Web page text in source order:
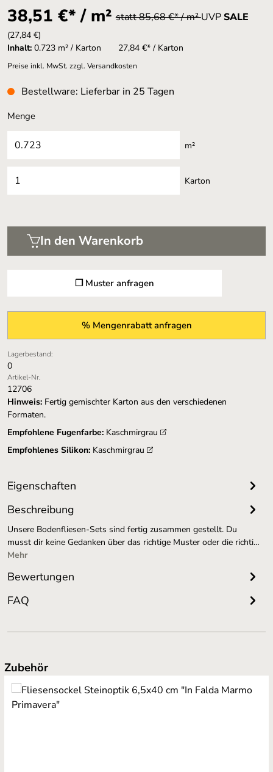
38,51 €* / m² statt 85,68 €* / m²UVPSALE
(27,84 €)
Inhalt: 0.723 m² / Karton 27,84 €* / Karton
Preise inkl. MwSt. zzgl. Versandkosten
Bestellware: Lieferbar in 25 Tagen
❐ Muster anfragen
Menge
m²
Karton
In den Warenkorb
% Mengenrabatt anfragen
Lagerbestand:
0
Artikel-Nr.
12706
Hinweis:Fertig gemischter Karton aus den verschiedenen
Formaten.
Empfohlene Fugenfarbe: Kaschmirgrau
Empfohlenes Silikon: Kaschmirgrau
Eigenschaften
Beschreibung
Unsere Bodenfliesen-Sets sind fertig zusammen gestellt. Du
musst dir keine Gedanken über das richtige Muster oder die richti…
Mehr
Bewertungen
FAQ
Produktgalerie überspringen
Zubehör